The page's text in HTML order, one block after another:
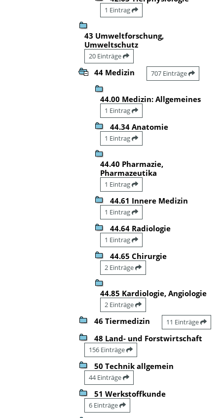
1 Eintrag
43 Umweltforschung,
Umweltschutz
20 Einträge
44 Medizin 707 Einträge
44.00 Medizin: Allgemeines
1 Eintrag
44.34 Anatomie
1 Eintrag
44.40 Pharmazie,
Pharmazeutika
1 Eintrag
44.61 Innere Medizin
1 Eintrag
44.64 Radiologie
1 Eintrag
44.65 Chirurgie
2 Einträge
44.85 Kardiologie, Angiologie
2 Einträge
46 Tiermedizin 11 Einträge
48 Land- und Forstwirtschaft
156 Einträge
50 Technik allgemein
44 Einträge
51 Werkstoffkunde
6 Einträge